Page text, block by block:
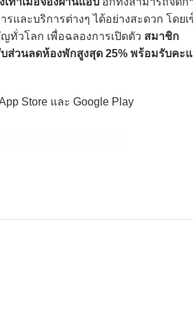
ละบริการต่างๆ ได้อย่างสะดวก โดยเ
ทั่วโลก เพื่อฉลองการเปิดตัว สมาชิก
ส่วนลดห้องพักสูงสุด 25% พร้อมรับคะ
Store และ Google Play